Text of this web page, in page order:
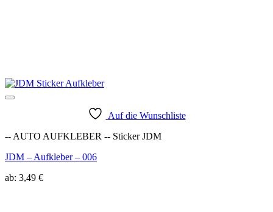
Auf die Wunschliste
-- AUTO AUFKLEBER -- Sticker JDM
JDM – Aufkleber – 006
ab: 3,49 €